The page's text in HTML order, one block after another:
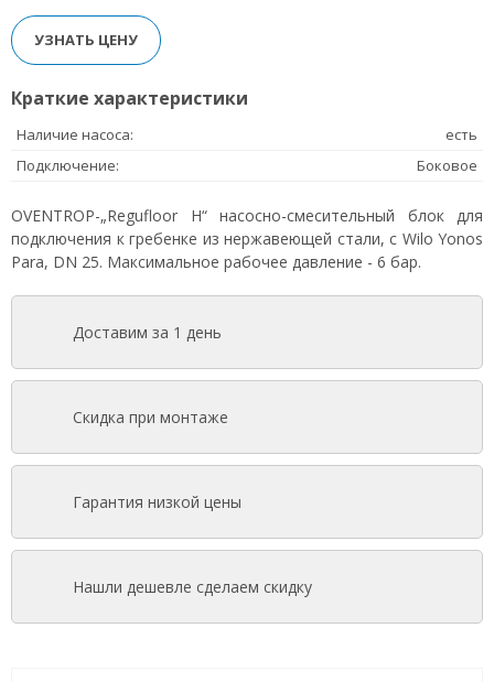
УЗНАТЬ ЦЕНУ
Краткие характеристики
Наличие насоса:
есть
Подключение:
Боковое
OVENTROP-„Regufloor H“ насосно-смесительный блок для
подключения к гребенке из нержавеющей стали, с Wilo Yonos
Para, DN 25. Максимальное рабочее давление - 6 бар.
Доставим за 1 день
Скидка при монтаже
Гарантия низкой цены
Нашли дешевле сделаем скидку